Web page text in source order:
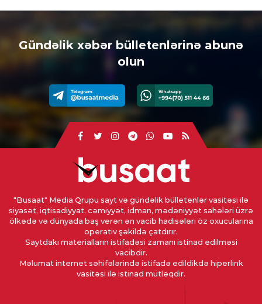
Gündəlik xəbər bülletenlərinə abunə
olun
"Busaat" Media Qrupu sayt və gündəlik bülletenlər vasitəsi ilə
siyasət, iqtisadiyyat, cəmiyyət, idman, mədəniyyət sahələri üzrə
ölkədə və dünyada baş verən ən vacib hadisələri öz oxucularına
operativ şəkildə çatdırır.
Saytdakı materialların istifadəsi zamanı istinad edilməsi
vacibdir.
Məlumat internet səhifələrində istifadə edildikdə hiperlink
vasitəsi ilə istinad mütləqdir.